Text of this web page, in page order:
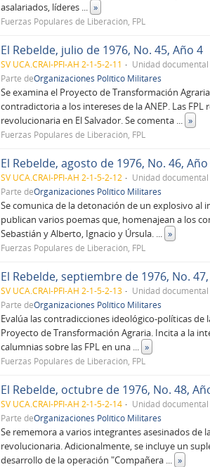
asalariados, líderes ... »
Fuerzas Populares de Liberación, FPL
El Rebelde, julio de 1976, No. 45, Año 4
SV UCA.CRAI-PFI-AH 2-1-5-2-11 Unidad
Parte deOrganizaciones Político Militares
Se examina el Proyecto de Transformación
contradictoria a los intereses de la ANEP. Las
revolucionaria en El Salvador. Se comenta ... »
Fuerzas Populares de Liberación, FPL
El Rebelde, agosto de 1976, No. 46,
SV UCA.CRAI-PFI-AH 2-1-5-2-12 Unidad
Parte deOrganizaciones Político Militares
Se comunica de la detonación de un explosivo al
publican varios poemas que, homenajean a los
Sebastián y Alberto, Ignacio y Úrsula. ... »
Fuerzas Populares de Liberación, FPL
El Rebelde, septiembre de 1976, No.
SV UCA.CRAI-PFI-AH 2-1-5-2-13 Unidad
Parte deOrganizaciones Político Militares
Evalúa las contradicciones ideológico-políticas
Proyecto de Transformación Agraria. Incita a la
calumnias sobre las FPL en una ... »
Fuerzas Populares de Liberación, FPL
El Rebelde, octubre de 1976, No. 48,
SV UCA.CRAI-PFI-AH 2-1-5-2-14 Unidad
Parte deOrganizaciones Político Militares
Se rememora a varios integrantes asesinados de
revolucionaria. Adicionalmente, se incluye un
desarrollo de la operación "Compañera ... »